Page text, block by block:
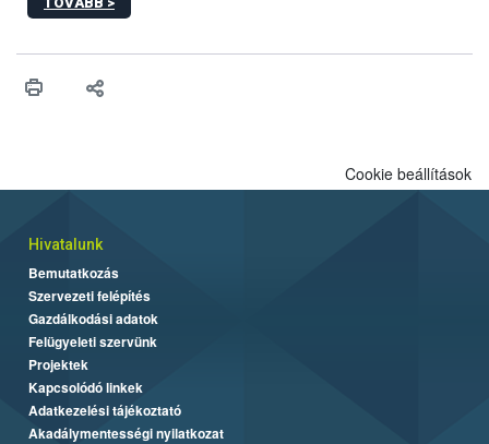
hatósági feladatokat, valamint a veszélyes eb tartását és annak
vonni az ebek viselkedésének megítélésében jártas szakértőt.
Cookie beállítások
Hivatalunk
Bemutatkozás
Szervezeti felépítés
Gazdálkodási adatok
Felügyeleti szervünk
Projektek
Kapcsolódó linkek
Adatkezelési tájékoztató
Akadálymentességi nyilatkozat